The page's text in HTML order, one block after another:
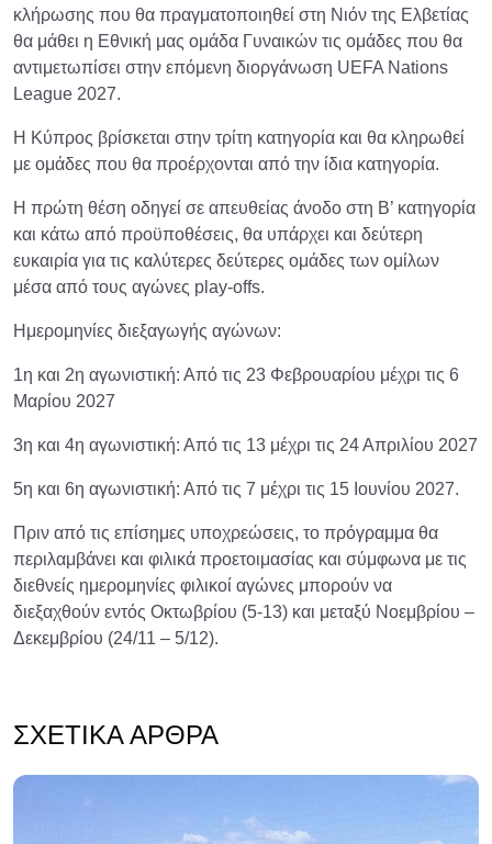
κλήρωσης που θα πραγματοποιηθεί στη Νιόν της Ελβετίας
θα μάθει η Εθνική μας ομάδα Γυναικών τις ομάδες που θα
αντιμετωπίσει στην επόμενη διοργάνωση UEFA Nations
League 2027.
Η Κύπρος βρίσκεται στην τρίτη κατηγορία και θα κληρωθεί
με ομάδες που θα προέρχονται από την ίδια κατηγορία.
Η πρώτη θέση οδηγεί σε απευθείας άνοδο στη Β’ κατηγορία
και κάτω από προϋποθέσεις, θα υπάρχει και δεύτερη
ευκαιρία για τις καλύτερες δεύτερες ομάδες των ομίλων
μέσα από τους αγώνες play-offs.
Ημερομηνίες διεξαγωγής αγώνων:
1η και 2η αγωνιστική: Από τις 23 Φεβρουαρίου μέχρι τις 6
Μαρίου 2027
3η και 4η αγωνιστική: Από τις 13 μέχρι τις 24 Απριλίου 2027
5η και 6η αγωνιστική: Από τις 7 μέχρι τις 15 Ιουνίου 2027.
Πριν από τις επίσημες υποχρεώσεις, το πρόγραμμα θα
περιλαμβάνει και φιλικά προετοιμασίας και σύμφωνα με τις
διεθνείς ημερομηνίες φιλικοί αγώνες μπορούν να
διεξαχθούν εντός Οκτωβρίου (5-13) και μεταξύ Νοεμβρίου –
Δεκεμβρίου (24/11 – 5/12).
ΣΧΕΤΙΚΆ ΆΡΘΡΑ